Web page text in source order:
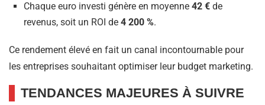
Chaque euro investi génère en moyenne 42 € de
revenus, soit un ROI de 4 200 %. ​
Ce rendement élevé en fait un canal incontournable pour
les entreprises souhaitant optimiser leur budget marketing.​
TENDANCES MAJEURES À SUIVRE